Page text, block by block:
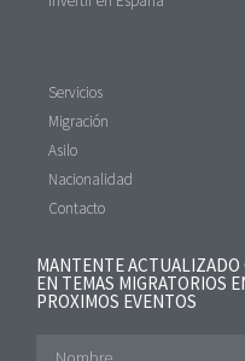
Servicios
Migración
Asilo
Nacionalidad
Contacto
MANTENTE ACTUALIZADO
EN TEMAS MIGRATORIOS
PROXIMOS EVENTOS